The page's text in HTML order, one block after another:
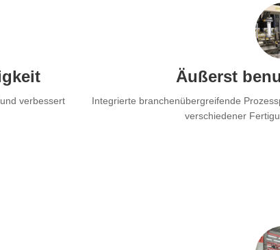
verbessert
Äußerst
Integrierte branchenübergreifende
verschiedener